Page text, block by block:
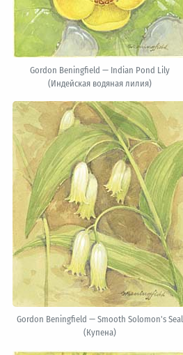
Gordon Beningfield — Indian Pond Lily
(Индейская водяная лилия)
Gordon Beningfield — Smooth Solomon's Seal
(Купена)